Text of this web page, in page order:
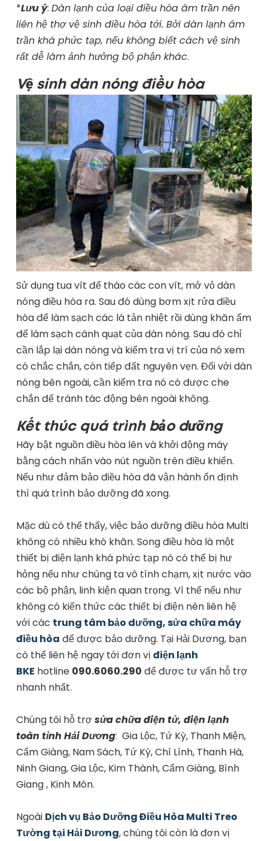
*Lưu ý: Dàn lạnh của loại điều hòa âm trần nên
liên hệ thợ vệ sinh điều hòa tới. Bởi dàn lạnh âm
trần khá phức tạp, nếu không biết cách vệ sinh
rất dễ làm ảnh hưởng bộ phận khác.
Vệ sinh dàn nóng điều hòa
Sử dụng tua vít để tháo các con vít, mở vỏ dàn
nóng điều hòa ra. Sau đó dùng bơm xịt rửa điều
hòa để làm sạch các lá tản nhiệt rồi dùng khăn ẩm
để làm sạch cánh quạt của dàn nóng. Sau đó chỉ
cần lắp lại dàn nóng và kiểm tra vị trí của nó xem
có chắc chắn, còn tiếp đất nguyên vẹn. Đối với dàn
nóng bên ngoài, cần kiểm tra nó có được che
chắn để tránh tác động bên ngoài không.
Kết thúc quá trình bảo dưỡng
Hãy bật nguồn điều hòa lên và khởi động máy
bằng cách nhấn vào nút nguồn trên điều khiển.
Nếu như đảm bảo điều hòa đã vận hành ổn định
thì quá trình bảo dưỡng đã xong.
Mặc dù có thể thấy, việc bảo dưỡng điều hòa Multi
không có nhiều khó khăn. Song điều hòa là một
thiết bị điện lạnh khá phức tạp nó có thể bị hư
hỏng nếu như chúng ta vô tình chạm, xịt nước vào
các bộ phận, linh kiện quan trọng. Vì thế nếu như
không có kiến thức các thiết bị điện nên liên hệ
với các trung tâm bảo dưỡng, sửa chữa máy
điều hòa để được bảo dưỡng. Tại Hải Dương, bạn
có thể liên hệ ngay tới đơn vị điện lạnh
BKE hotline 090.6060.290 để được tư vấn hỗ trợ
nhanh nhất.
Chúng tôi hỗ trợ sửa chữa điện tử, điện lạnh
toàn tỉnh Hải Dương: Gia Lộc, Tứ Kỳ, Thanh Miện,
Cẩm Giàng, Nam Sách, Tứ Kỳ, Chí Lính, Thanh Hà,
Ninh Giang, Gia Lộc, Kim Thành, Cẩm Giàng, Bình
Giang , Kinh Môn.
Ngoài Dịch vụ Bảo Dưỡng Điều Hòa Multi Treo
Tường tại Hải Dương, chúng tôi còn là đơn vị